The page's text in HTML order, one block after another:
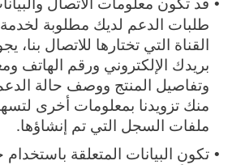
•
طلبات الدعم لديك مطلوبة
القناة التي تختارها للاتصال بنا،
بريدك الإلكتروني ورقم الهاتف
وتفاصيل المنتج ووصف حالة
منك تزويدنا بمعلومات أخرى
ملفات السجل التي تم إنشاؤها.
• تكون البيانات المتعلقة